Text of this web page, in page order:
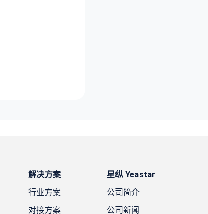
解决方案
行业方案
对接方案
星纵 Yeastar
公司简介
公司新闻